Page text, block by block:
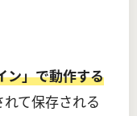
ン」で動作する
て保存される